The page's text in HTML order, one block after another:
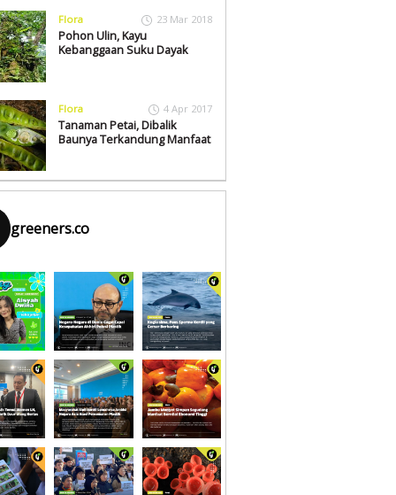
Flora 23 Mar 2018
Pohon Ulin, Kayu
Kebanggaan Suku Dayak
Flora 4 Apr 2017
Tanaman Petai, Dibalik
Baunya Terkandung Manfaat
greeners.co